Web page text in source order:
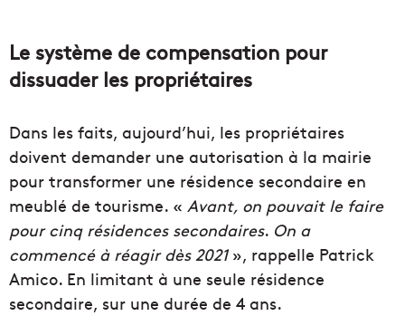
Le système de compensation pour
dissuader les propriétaires
Dans les faits, aujourd’hui, les propriétaires
doivent demander une autorisation à la mairie
pour transformer une résidence secondaire en
meublé de tourisme. « Avant, on pouvait le faire
pour cinq résidences secondaires. On a
commencé à réagir dès 2021», rappelle Patrick
Amico. En limitant à une seule résidence
secondaire, sur une durée de 4 ans.